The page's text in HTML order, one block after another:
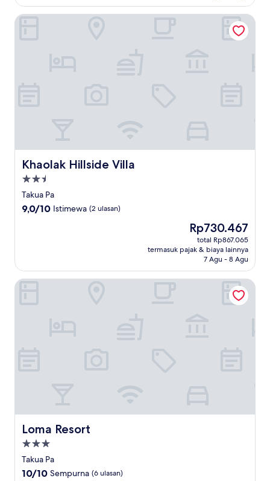
Khaolak Hillside Villa
Khaolak Hillside Villa
Properti
bintang
2.5
Takua Pa
9.0
9,0/10 Istimewa (2 ulasan)
Harga
sekarang
Rp730.467
Rp730.467
total Rp867.065
termasuk pajak & biaya lainnya
7 Agu - 8 Agu
Khaolak Hillside Villa
Loma Resort
Loma Resort
Properti
bintang
3.0
Takua Pa
10.0
10/10 Sempurna (6 ulasan)
Loma Resort